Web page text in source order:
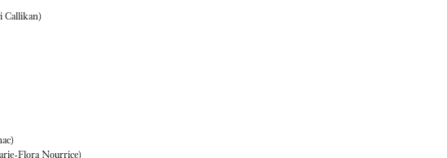
Callikan)
Flora Nourrice)